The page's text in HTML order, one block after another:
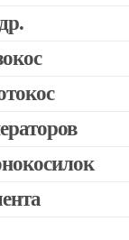
/Oleo-mac /Echo и